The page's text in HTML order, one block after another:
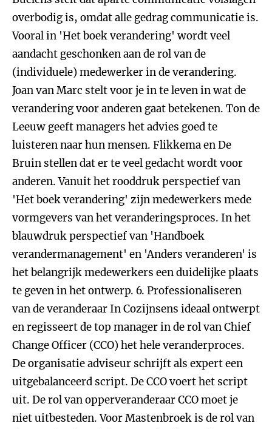
overbodig is, omdat alle gedrag communicatie is.
Vooral in 'Het boek verandering' wordt veel
aandacht geschonken aan de rol van de
(individuele) medewerker in de verandering.
Joan van Marc stelt voor je in te leven in wat de
verandering voor anderen gaat betekenen. Ton de
Leeuw geeft managers het advies goed te
luisteren naar hun mensen. Flikkema en De
Bruin stellen dat er te veel gedacht wordt voor
anderen. Vanuit het rooddruk perspectief van
'Het boek verandering' zijn medewerkers mede
vormgevers van het veranderingsproces. In het
blauwdruk perspectief van 'Handboek
verandermanagement' en 'Anders veranderen' is
het belangrijk medewerkers een duidelijke plaats
te geven in het ontwerp. 6. Professionaliseren
van de veranderaarIn Cozijnsens ideaal ontwerpt
en regisseert de top manager in de rol van Chief
Change Officer (CCO) het hele veranderproces.
De organisatie adviseur schrijft als expert een
uitgebalanceerd script. De CCO voert het script
uit. De rol van opperveranderaar CCO moet je
niet uitbesteden. Voor Mastenbroek is de rol van